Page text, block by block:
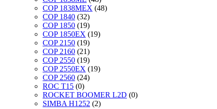
COP 1838MEX (48)
COP 1840 (32)
COP 1850 (19)
COP 1850EX (19)
COP 2150 (19)
COP 2160 (21)
COP 2550 (19)
COP 2550EX (19)
COP 2560 (24)
ROC T15 (0)
ROCKET BOOMER L2D (0)
SIMBA H1252 (2)